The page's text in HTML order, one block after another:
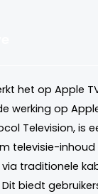
het op Apple
werking op
Television, is
televisie-
traditionele
biedt